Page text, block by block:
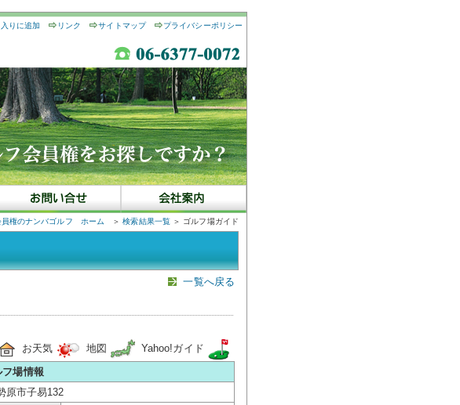
りに追加 リンク サイトマップ プライバシーポリシー
員権のナンバゴルフ ホーム ＞検索結果一覧＞ ゴルフ場ガイド
一覧へ戻る
お天気 地図
Yahoo!ガイド
フ場情報
原市子易132